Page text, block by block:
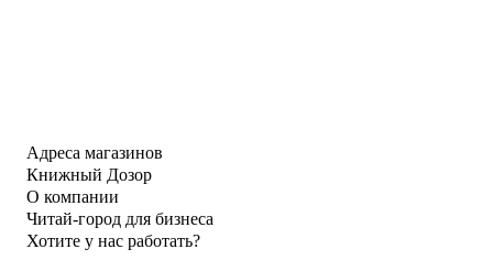
Адреса магазинов
Книжный Дозор
О компании
Читай-город для бизнеса
Хотите у нас работать?